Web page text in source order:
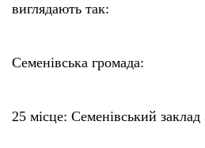
виглядають так:
Семенівська громада:
25 місце: Семенівський